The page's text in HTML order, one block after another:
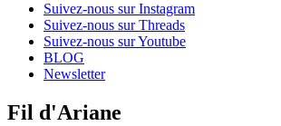
Suivez-nous sur Instagram
Suivez-nous sur Threads
Suivez-nous sur Youtube
BLOG
Newsletter
Fil d'Ariane